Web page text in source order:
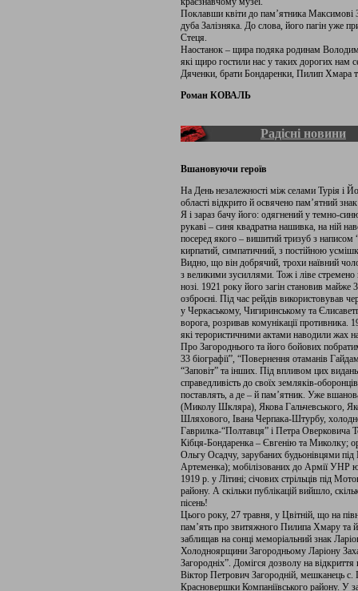
Поклавши квіти до пам’ятника Максимові
дуба Залізняка. До слова, його пагін уже
Стеця.
Наостанок – щира подяка родинам
які щиро гостили нас у таких дорогих нам
Дяченки, брати Бондаренки, Пилип Хмара
Роман КОВАЛЬ
Радісні новини
Вшановуючи героїв
На День незалежності між селами Турія і
області відкрито й освячено пам’ятний
Я і зараз бачу його: одягнений у темно-
рукаві – синя квадратна нашивка, на ній
посеред якого – вишитий тризуб з
кирпатий, симпатичний, з постійною
Видно, що він добрячий, трохи наївний
з великими зусиллями. Тож і ліве
нозі. 1921 року його загін становив майже
озброєні. Під час рейдів використовував
у Черкаському, Чигиринському та
ворога, розривав комунікації противника.
які терористичними актами наводили жах
Про Загороднього та його бойових
33 біографії”, “Повернення отаманів
“Заповіт” та інших. Під впливом цих
справедливість до своїх земляків-
поставлять, а де – й пам’ятник. Уже
(Миколу Шкляра), Якова Гальчевського,
Шляхового, Івана Черпака-Штурбу,
Гаврилка-“Полтавця” і Петра Оверковича
Кібця-Бондаренка – Євгенію та Миколку;
Ольгу Осадчу, зарубаних будьонівцями
Артеменка); мобілізованих до Армії УНР
1919 р. у Літині; січових стрільців під
району. А скільки публікацій вийшло,
пісень!
Цього року, 27 травня, у Цвітній, що на
пам’ять про звитяжного Пилипа Хмару та
заблищав на сонці меморіальний знак
Холодноярщини Загородньому Ларіону
Загородніх”. Домігся дозволу на
Віктор Петрович Загородній, мешканець
Красновершки Компаніївського району. У